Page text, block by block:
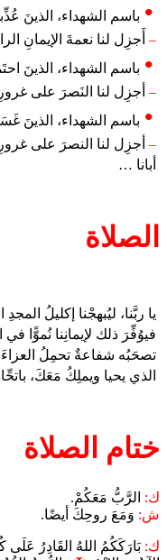
باسم الشهداء، الذينَ
– أَجزِل لنا نعمةَ الإيمانِ
باسم الشهداء، الذينَ
– أجزِل لنا النَصرَ على غرورِ
باسم الشهداء، الذينَ
– أجزِل لنا النصرَ على غرورِ
أبانا …
الصلاة
يا ربَّنا، ليُبهجْنا إكليلُ
فيوُفِّرَ ذلك لإيمانِنا نُموًّا في
تصحَبُه شفاعةٌ تحمِلُ العزاءَ
الذي يحيا ويملِكُ مَعَكَ،
ختام الصلاة
ك: الرَّبُّ مَعَكُمْ.
ش: وَمَعَ روحِكَ أيضًا.
ك: بَارَكَكُمُ اللهُ القَادِرُ